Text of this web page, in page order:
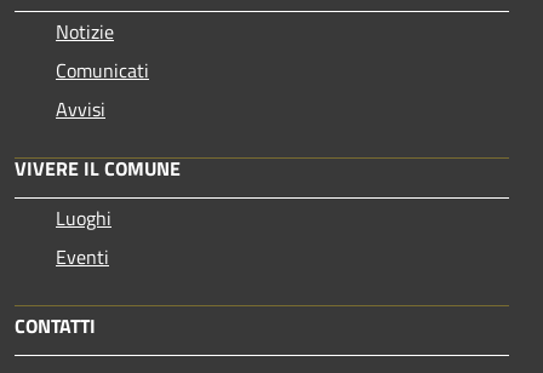
Notizie
Comunicati
Avvisi
VIVERE IL COMUNE
Luoghi
Eventi
CONTATTI